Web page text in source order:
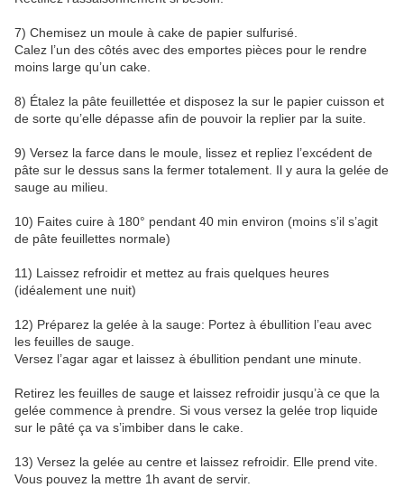
7) Chemisez un moule à cake de papier sulfurisé.
Calez l’un des côtés avec des emportes pièces pour le rendre
moins large qu’un cake.
8) Étalez la pâte feuillettée et disposez la sur le papier cuisson et
de sorte qu’elle dépasse afin de pouvoir la replier par la suite.
9) Versez la farce dans le moule, lissez et repliez l’excédent de
pâte sur le dessus sans la fermer totalement. Il y aura la gelée de
sauge au milieu.
10) Faites cuire à 180° pendant 40 min environ (moins s’il s’agit
de pâte feuillettes normale)
11) Laissez refroidir et mettez au frais quelques heures
(idéalement une nuit)
12) Préparez la gelée à la sauge: Portez à ébullition l’eau avec
les feuilles de sauge.
Versez l’agar agar et laissez à ébullition pendant une minute.
Retirez les feuilles de sauge et laissez refroidir jusqu’à ce que la
gelée commence à prendre. Si vous versez la gelée trop liquide
sur le pâté ça va s’imbiber dans le cake.
13) Versez la gelée au centre et laissez refroidir. Elle prend vite.
Vous pouvez la mettre 1h avant de servir.